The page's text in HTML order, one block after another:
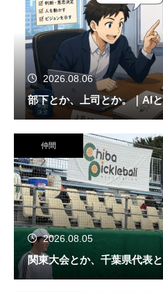
2026.08.06
部下とか、上司とか。｜AI
仲間
2026.08.05
関東大会とか、千葉県代表と